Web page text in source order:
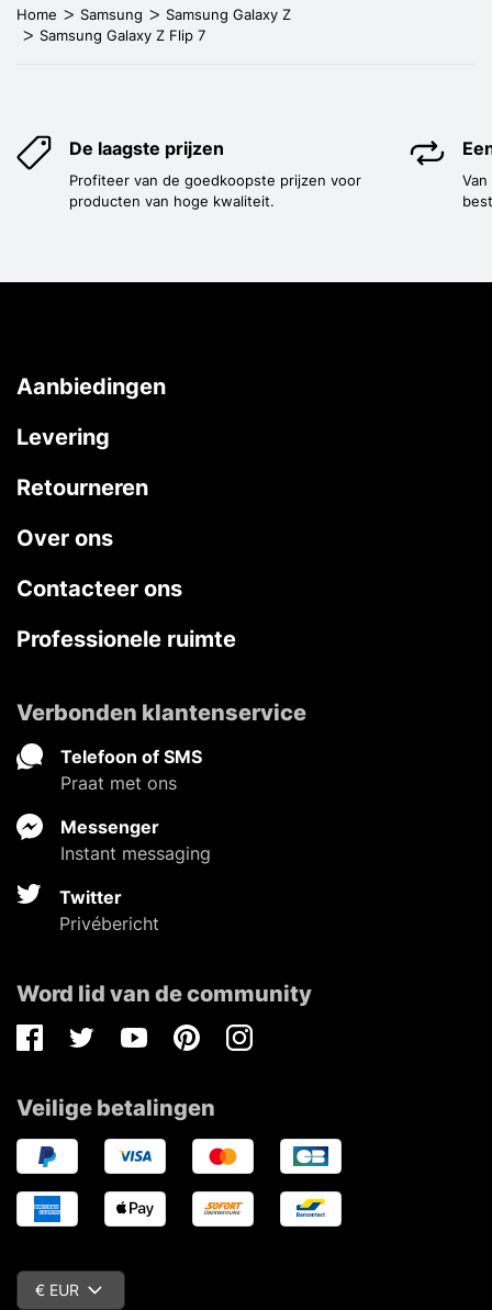
Home Samsung
Samsung Galaxy Z
Samsung Galaxy Z Flip 7
De laagste prijzen
Profiteer van de goedkoopste prijzen voor
producten van hoge kwaliteit.
Aanbiedingen
Levering
Retourneren
Over ons
Contacteer ons
Professionele ruimte
Verbonden klantenservice
Telefoon of SMS
Praat met ons
Messenger
Instant messaging
Twitter
Privébericht
Word lid van de community
FacebookTwitterYoutubePinterestInstagram
Veilige betalingen
€ EUR